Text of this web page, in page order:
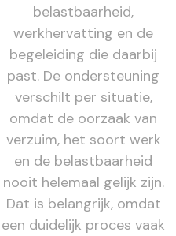
belastbaarheid,
werkhervatting en de
begeleiding die daarbij
past. De ondersteuning
verschilt per situatie,
omdat de oorzaak van
verzuim, het soort werk
en de belastbaarheid
nooit helemaal gelijk zijn.
Dat is belangrijk, omdat
een duidelijk proces vaak